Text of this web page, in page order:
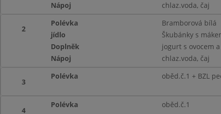
Nápoj
chlaz.voda, čaj
2
Polévka
Bramborová bílá
jídlo
Škubánky s
Doplněk
jogurt s ovocem
Nápoj
chlaz.voda, čaj
3
Polévka oběd.č.1 + BZL
4
Polévka oběd.č.1